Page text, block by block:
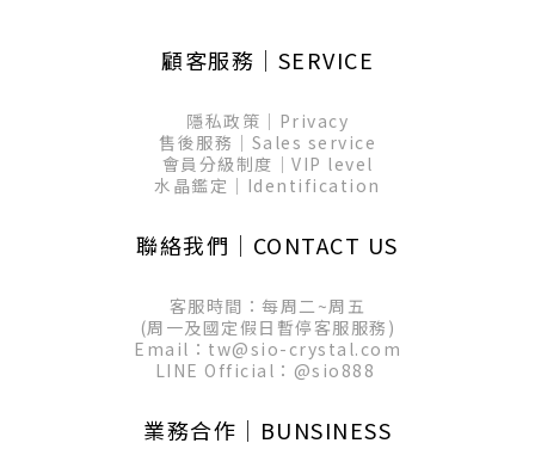
顧客服務│SERVICE
隱私政策│Privacy
售後服務│Sales service
會員分級制度│VIP level
水晶鑑定│Identification
聯絡我們│CONTACT US
客服時間：每周二~周五
(周一及國定假日暫停客服服務)
Email：tw@sio-crystal.com
LINE Official： @sio888
業務合作│BUNSINESS